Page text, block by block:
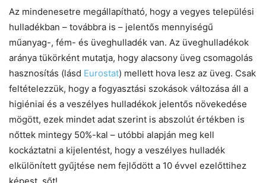
Az mindenesetre megállapítható, hogy a vegyes települési
hulladékban – továbbra is – jelentős mennyiségű
műanyag-, fém- és üveghulladék van. Az üveghulladékok
aránya tükörként mutatja, hogy alacsony üveg csomagolás
hasznosítás (lásd Eurostat) mellett hova lesz az üveg. Csak
feltételezzük, hogy a fogyasztási szokások változása áll a
higiéniai és a veszélyes hulladékok jelentős növekedése
mögött, ezek mindet adat szerint is abszolút értékben is
nőttek mintegy 50%-kal – utóbbi alapján meg kell
kockáztatni a kijelentést, hogy a veszélyes hulladék
elkülönített gyűjtése nem fejlődött a 10 évvel ezelőttihez